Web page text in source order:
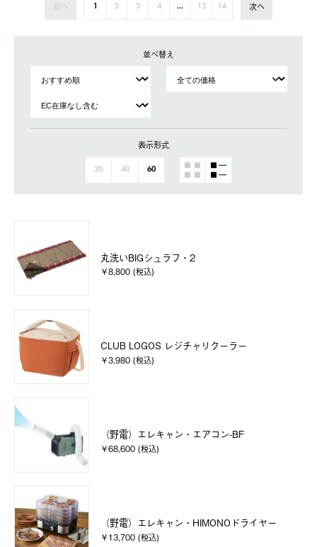
前へ 1 2 3 4 ... 13 14 次へ
並べ替え
表示形式
20 40 60
丸洗いBIGシュラフ・2
￥8,800 (税込)
CLUB LOGOS レジチャリクーラー
￥3,980 (税込)
（野電）エレキャン・エアコン-BF
￥68,600 (税込)
（野電）エレキャン・HIMONOドライヤー
￥13,700 (税込)